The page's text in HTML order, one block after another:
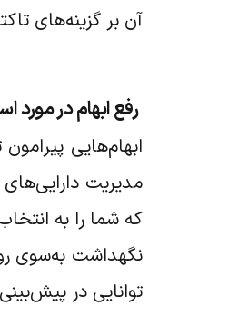
آن بر گزینه‌های
رفع ابهام در مورد
ابهام‌هایی
مدیریت
که شما را به
نگهداشت به‌سوی
توانایی در